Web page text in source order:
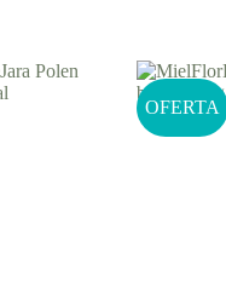
OFERTA